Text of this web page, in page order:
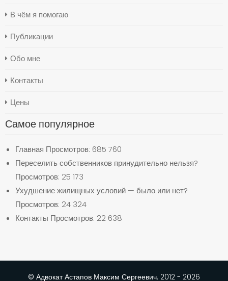
В чём я помогаю
Публикации
Обо мне
Контакты
Цены
Самое популярное
Главная Просмотров: 685 760
Переселить собственников принудительно нельзя?
Просмотров: 25 173
Ухудшение жилищных условий — было или нет?
Просмотров: 24 324
Контакты Просмотров: 22 638
© Адвокат Астапов Максим Сергеевич. 2012 - 2026